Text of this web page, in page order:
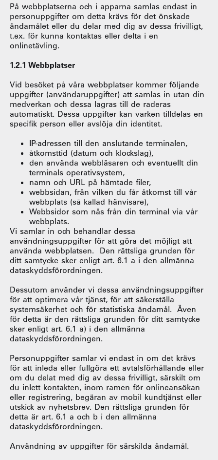
På webbplatserna och i apparna samlas endast in
personuppgifter om detta krävs för det önskade
ändamålet eller du delar med dig av dessa frivilligt,
t.ex. för kunna kontaktas eller delta i en
onlinetävling.
1.2.1 Webbplatser
Vid besöket på våra webbplatser kommer följande
uppgifter (användaruppgifter) att samlas in utan din
medverkan och dessa lagras till de raderas
automatiskt. Dessa uppgifter kan varken tilldelas en
specifik person eller avslöja din identitet.
IP-adressen till den anslutande terminalen,
åtkomsttid (datum och klockslag),
den använda webbläsaren och eventuellt din
terminals operativsystem,
namn och URL på hämtade filer,
webbsidan, från vilken du får åtkomst till vår
webbplats (så kallad hänvisare),
Webbsidor som nås från din terminal via vår
webbplats.
Vi samlar in och behandlar dessa
användningsuppgifter för att göra det möjligt att
använda webbplatsen. Den rättsliga grunden för
ditt samtycke sker enligt art. 6.1 a i den allmänna
dataskyddsförordningen.
Dessutom använder vi dessa användningsuppgifter
för att optimera vår tjänst, för att säkerställa
systemsäkerhet och för statistiska ändamål. Även
för detta är den rättsliga grunden för ditt samtycke
sker enligt art. 6.1 a) i den allmänna
dataskyddsförordningen.
Personuppgifter samlar vi endast in om det krävs
för att inleda eller fullgöra ett avtalsförhållande eller
om du delat med dig av dessa frivilligt, särskilt om
du inlett kontakten, inom ramen för onlineansökan
eller registrering, begäran av mobil kundtjänst eller
utskick av nyhetsbrev. Den rättsliga grunden för
detta är art. 6.1 a och b i den allmänna
dataskyddsförordningen.
Användning av uppgifter för särskilda ändamål.